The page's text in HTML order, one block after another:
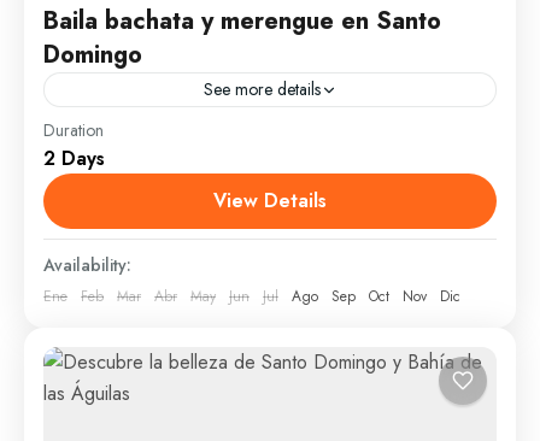
Baila bachata y merengue en Santo
Domingo
See more details
Santo Domingo cuenta con una vida noctuna variada
e intensa, de ritmos pegajosos y dulces. En este tour
podrás conocer disfrutar delas mejores discotecas,
bailar...
Santo Domingo
1 Person
Duration
2 Days
View Details
Availability:
Ene Feb Mar Abr May Jun Jul Ago Sep Oct Nov Dic